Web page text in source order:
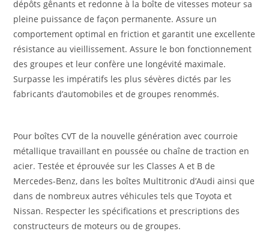
dépôts gênants et redonne à la boîte de vitesses moteur sa
pleine puissance de façon permanente. Assure un
comportement optimal en friction et garantit une excellente
résistance au vieillissement. Assure le bon fonctionnement
des groupes et leur confère une longévité maximale.
Surpasse les impératifs les plus sévères dictés par les
fabricants d’automobiles et de groupes renommés.
Pour boîtes CVT de la nouvelle génération avec courroie
métallique travaillant en poussée ou chaîne de traction en
acier. Testée et éprouvée sur les Classes A et B de
Mercedes-Benz, dans les boîtes Multitronic d’Audi ainsi que
dans de nombreux autres véhicules tels que Toyota et
Nissan. Respecter les spécifications et prescriptions des
constructeurs de moteurs ou de groupes.